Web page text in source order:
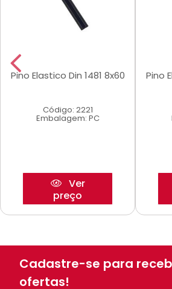
Pino Elastico Din 1481 8x60
Código: 2221
Embalagem: PC
Ver
preço
Pino
Cadastre-se para
ofertas!